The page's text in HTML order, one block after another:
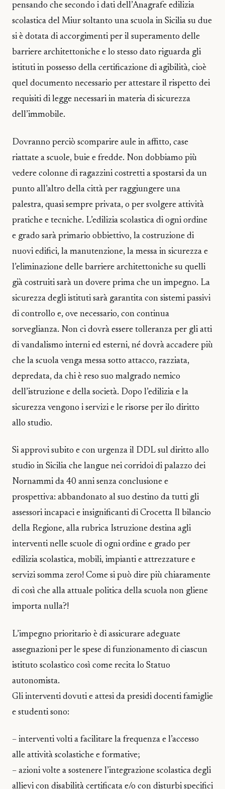
pensando che secondo i dati dell’Anagrafe edilizia
scolastica del Miur soltanto una scuola in Sicilia su due
si è dotata di accorgimenti per il superamento delle
barriere architettoniche e lo stesso dato riguarda gli
istituti in possesso della certificazione di agibilità, cioè
quel documento necessario per attestare il rispetto dei
requisiti di legge necessari in materia di sicurezza
dell’immobile.
Dovranno perciò scomparire aule in affitto, case
riattate a scuole, buie e fredde. Non dobbiamo più
vedere colonne di ragazzini costretti a spostarsi da un
punto all’altro della città per raggiungere una
palestra, quasi sempre privata, o per svolgere attività
pratiche e tecniche. L’edilizia scolastica di ogni ordine
e grado sarà primario obbiettivo, la costruzione di
nuovi edifici, la manutenzione, la messa in sicurezza e
l’eliminazione delle barriere architettoniche su quelli
già costruiti sarà un dovere prima che un impegno. La
sicurezza degli istituti sarà garantita con sistemi passivi
di controllo e, ove necessario, con continua
sorveglianza. Non ci dovrà essere tolleranza per gli atti
di vandalismo interni ed esterni, né dovrà accadere più
che la scuola venga messa sotto attacco, razziata,
depredata, da chi è reso suo malgrado nemico
dell’istruzione e della società. Dopo l’edilizia e la
sicurezza vengono i servizi e le risorse per ilo diritto
allo studio.
Si approvi subito e con urgenza il DDL sul diritto allo
studio in Sicilia che langue nei corridoi di palazzo dei
Nornammi da 40 anni senza conclusione e
prospettiva: abbandonato al suo destino da tutti gli
assessori incapaci e insignificanti di Crocetta Il bilancio
della Regione, alla rubrica Istruzione destina agli
interventi nelle scuole di ogni ordine e grado per
edilizia scolastica, mobili, impianti e attrezzature e
servizi somma zero! Come si può dire più chiaramente
di così che alla attuale politica della scuola non gliene
importa nulla?!
L’impegno prioritario è di assicurare adeguate
assegnazioni per le spese di funzionamento di ciascun
istituto scolastico così come recita lo Statuo
autonomista.
Gli interventi dovuti e attesi da presidi docenti famiglie
e studenti sono:
– interventi volti a facilitare la frequenza e l’accesso
alle attività scolastiche e formative;
– azioni volte a sostenere l’integrazione scolastica degli
allievi con disabilità certificata e/o con disturbi specifici